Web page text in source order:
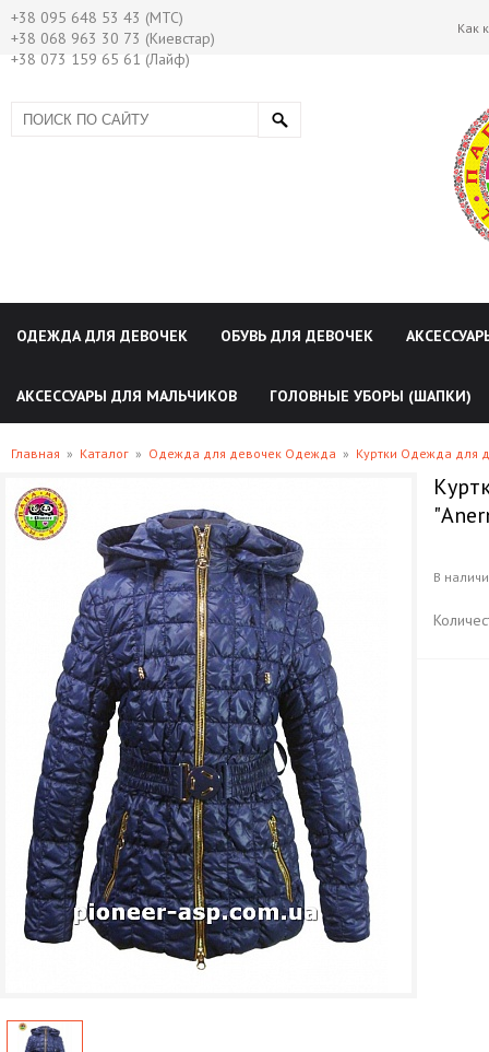
+38 095 648 53 43 (МТС)
+38 068 963 30 73 (Киевстар)
+38 073 159 65 61 (Лайф)
Как
ОДЕЖДА ДЛЯ ДЕВОЧЕК ОБУВЬ ДЛЯ ДЕВОЧЕК
АКСЕССУАРЫ ДЛЯ МАЛЬЧИКОВ ГОЛОВНЫЕ УБОРЫ (ШАПКИ)
Главная » Каталог » Одежда для девочек Одежда » Куртки Одежда для
В